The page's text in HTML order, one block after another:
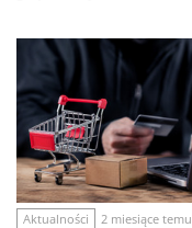
Aktualności 2 miesiące temu